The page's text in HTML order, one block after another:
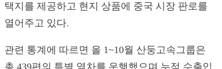
택지를 제공하고 현지 상품에 중국 시장 판로를
열어주고 있다.
관련 통계에 따르면 올 1~10월 산둥고속그룹은
총 439편의 특별 열차를 운행했으며 누적 수출입